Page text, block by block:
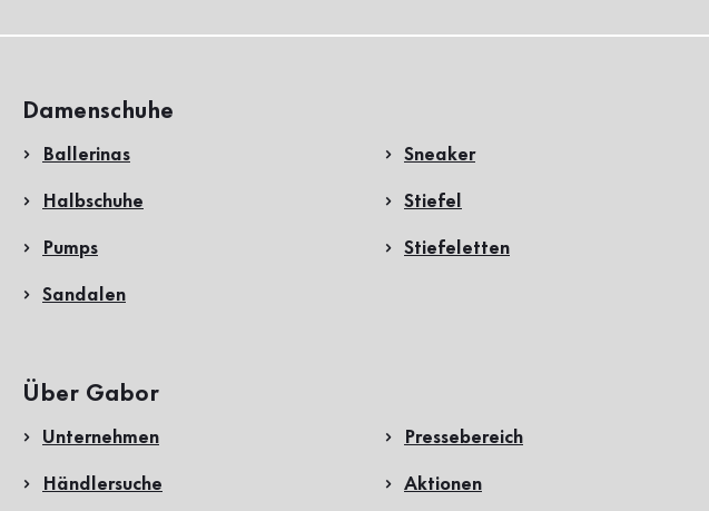
Damenschuhe
Ballerinas
Halbschuhe
Pumps
Sandalen
Sneaker
Stiefel
Stiefeletten
Über Gabor
Unternehmen
Händlersuche
Pressebereich
Aktionen